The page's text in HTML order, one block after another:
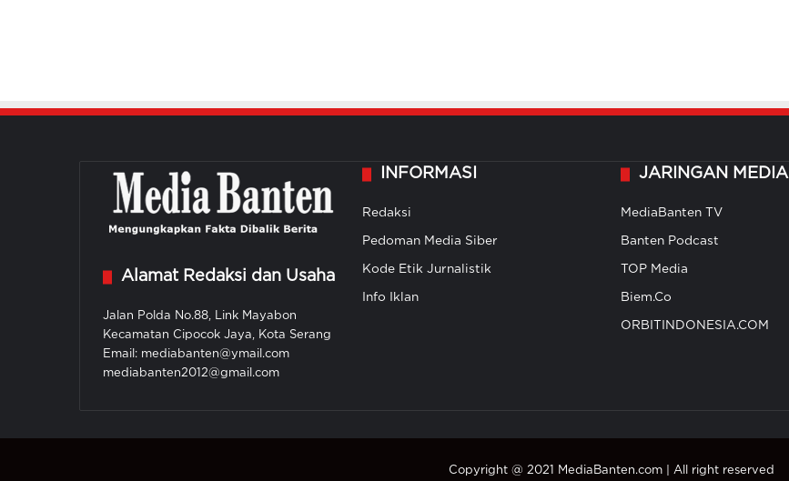
Alamat Redaksi dan Usaha
Jalan Polda No.88, Link Mayabon
Kecamatan Cipocok Jaya, Kota Serang
Email: mediabanten@ymail.com
mediabanten2012@gmail.com
INFORMASI
Redaksi
Pedoman Media Siber
Kode Etik Jurnalistik
Info Iklan
JARINGAN MEDIA
MediaBanten TV
Banten Podcast
TOP Media
Biem.Co
ORBITINDONESIA.COM
Copyright @ 2021 MediaBanten.com | All right reserved